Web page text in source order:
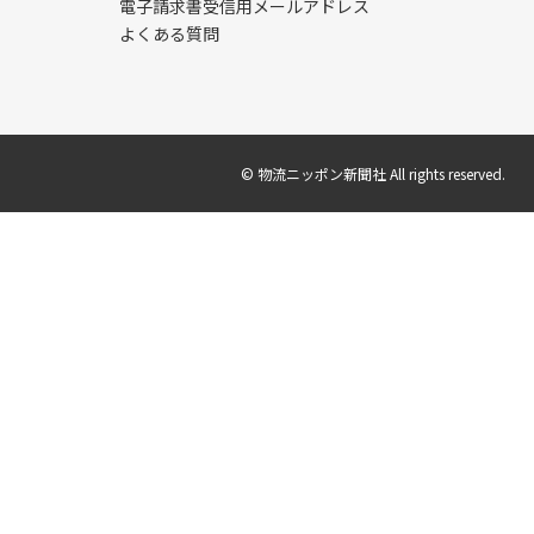
電子請求書受信用メールアドレス
よくある質問
© 物流ニッポン新聞社 All rights reserved.